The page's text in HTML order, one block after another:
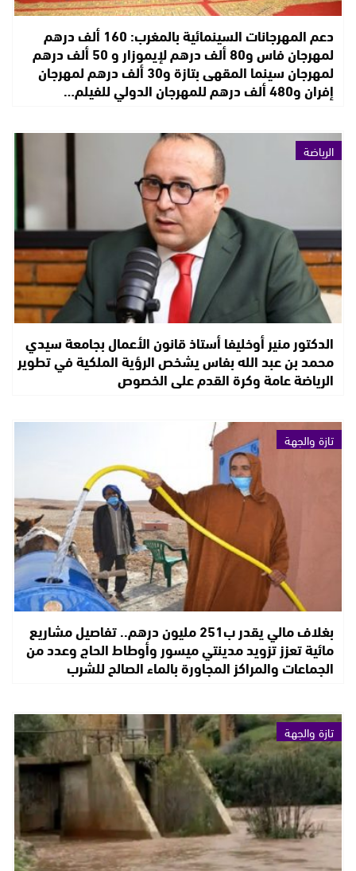
دعم المهرجانات السينمائية بالمغرب: 160 ألف درهم
لمهرجان فاس و80 ألف درهم لإيموزار و 50 ألف درهم
لمهرجان سينما المقهى بتازة و30 ألف درهم لمهرجان
إفران و480 ألف درهم للمهرجان الدولي للفيلم…
الرياضة
الدكتور منير أوخليفا أستاذ قانون الأعمال بجامعة سيدي
محمد بن عبد الله بفاس يشخص الرؤية الملكية في تطوير
الرياضة عامة وكرة القدم على الخصوص
تازة والجهة
بغلاف مالي يقدر ب251 مليون درهم.. تفاصيل مشاريع
مائية تعزز تزويد مدينتي ميسور وأوطاط الحاج وعدد من
الجماعات والمراكز المجاورة بالماء الصالح للشرب
تازة والجهة